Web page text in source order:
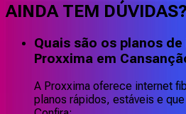
AINDA TEM DÚVIDAS?
Quais são os planos
Proxxima em
A Proxxima oferece internet
planos rápidos, estáveis e